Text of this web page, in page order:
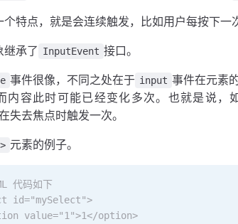
个特点，就是会连续触发，比如用户每按下一
继承了 InputEvent 接口。
事件很像，不同之处在于 input 事件在元素
内容此时可能已经变化多次。也就是说，
失去焦点时触发一次。
元素的例子。
代码如下
id="mySelect">
value="1">1</option>